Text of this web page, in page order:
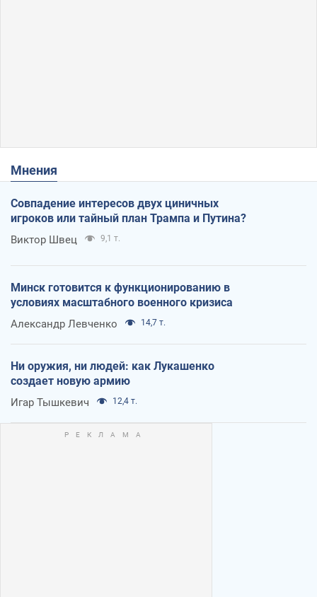
Мнения
Совпадение интересов двух циничных
игроков или тайный план Трампа и Путина?
Виктор Швец 9,1 т.
Минск готовится к функционированию в
условиях масштабного военного кризиса
Александр Левченко 14,7 т.
Ни оружия, ни людей: как Лукашенко
создает новую армию
Игар Тышкевич 12,4 т.